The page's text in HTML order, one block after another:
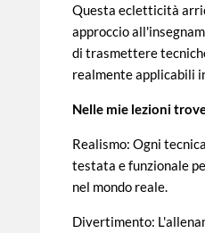
Questa ecletticità
approccio
di trasmettere
realmente applicabili
Nelle mie lezioni
Realismo: Ogni
testata e funzionale
nel mondo reale.
Divertimento: